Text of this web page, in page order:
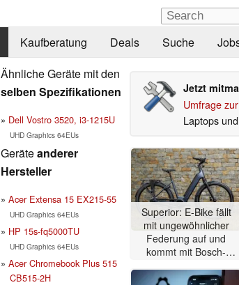
Kaufberatung Deals Suche
Ähnliche Geräte mit den
selben Spezifikationen
Dell Vostro 3520, i3-1215U
UHD Graphics 64EUs
Geräteanderer
Hersteller
Acer Extensa 15 EX215-55
UHD Graphics 64EUs
HP 15s-fq5000TU
UHD Graphics 64EUs
Acer Chromebook Plus 515
CB515-2H
Jetzt
Umfrage
Laptops
Superior: E-Bike fällt
mit ungewöhnlicher
Federung auf und
kommt mit Bosch-